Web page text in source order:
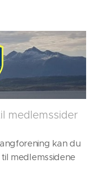
medlemssider
kan du
medlemssidene